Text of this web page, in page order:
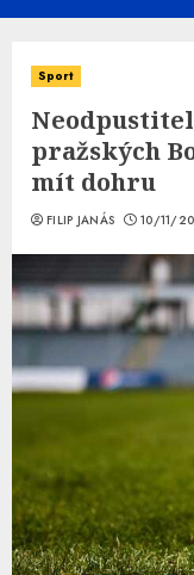
Menu
Sport
pražských
mít dohru
FILIP JANÁS 10/11/